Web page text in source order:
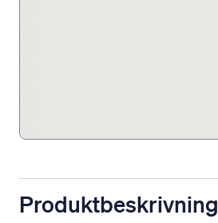
Produktbeskrivning